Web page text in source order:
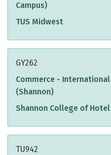
Campus)
TUS Midwest
GY262
Commerce -
(Shannon)
Shannon College of
TU942